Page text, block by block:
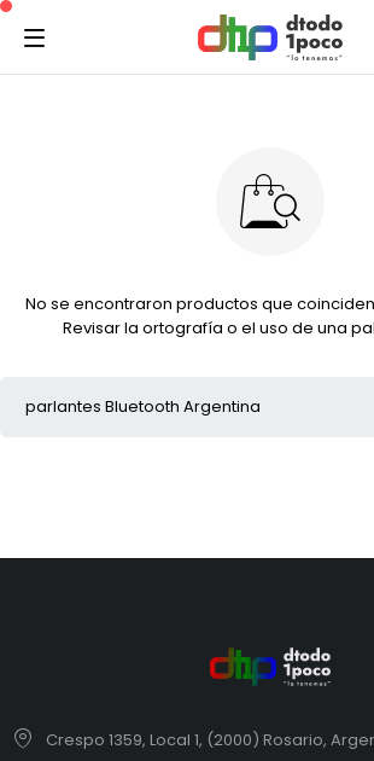
No se encontraron productos que
Revisar la ortografía o el uso de una
Crespo 1359, Local 1, (2000) Rosario,